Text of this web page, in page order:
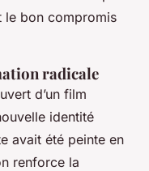
le bon compromis
radicale
d’un film
identité
avait été peinte en
renforce la